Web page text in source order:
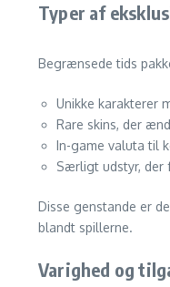
Typer af
Begrænsede tids
Unikke karakterer
Rare skins, der
In-game valuta til
Særligt udstyr, der
Disse genstande er
blandt spillerne.
Varighed og